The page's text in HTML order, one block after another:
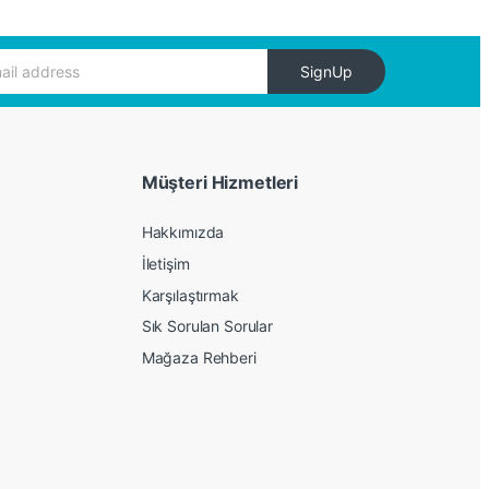
SignUp
Müşteri Hizmetleri
Hakkımızda
İletişim
Karşılaştırmak
Sık Sorulan Sorular
Mağaza Rehberi